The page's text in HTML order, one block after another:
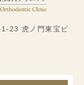
23 虎ノ門東宝ビ